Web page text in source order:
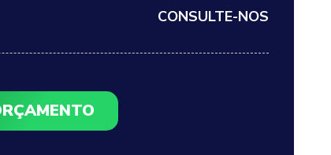
CONSULTE-NOS